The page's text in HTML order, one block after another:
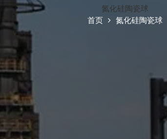
氮化硅陶瓷球
首页
氮化硅陶瓷球